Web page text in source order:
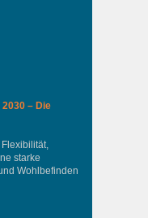
– Die
starke
Wohlbefinden